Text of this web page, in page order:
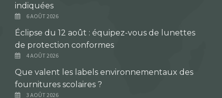
indiquées
6 AOÛT 2026
Éclipse du 12 août : équipez-vous de lunettes
de protection conformes
4 AOÛT 2026
Que valent les labels environnementaux des
fournitures scolaires ?
3 AOÛT 2026